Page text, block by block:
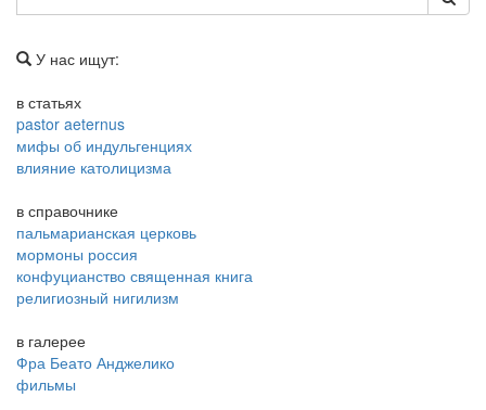
У нас ищут:
в статьях
pastor aeternus
мифы об индульгенциях
влияние католицизма
в справочнике
пальмарианская церковь
мормоны россия
конфуцианство священная книга
религиозный нигилизм
в галерее
Фра Беато Анджелико
фильмы